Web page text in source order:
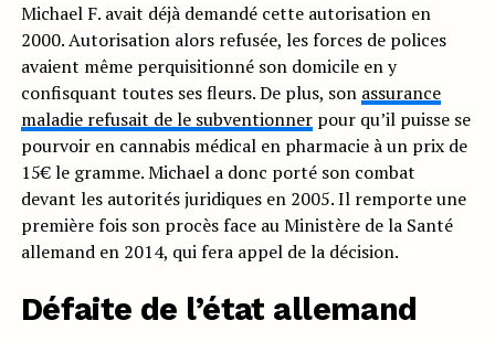
Michael F. avait déjà demandé cette autorisation en
2000. Autorisation alors refusée, les forces de polices
avaient même perquisitionné son domicile en y
confisquant toutes ses fleurs. De plus, son assurance
maladie refusait de le subventionnerpour qu’il puisse se
pourvoir en cannabis médical en pharmacie à un prix de
15€ le gramme. Michael a donc porté son combat
devant les autorités juridiques en 2005. Il remporte une
première fois son procès face au Ministère de la Santé
allemand en 2014, qui fera appel de la décision.
Défaite de l’état allemand